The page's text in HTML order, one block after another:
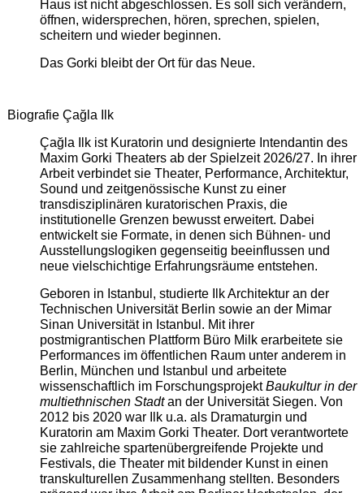
Haus ist nicht abgeschlossen. Es soll sich verändern,
öffnen, widersprechen, hören, sprechen, spielen,
scheitern und wieder beginnen.
Das Gorki bleibt der Ort für das Neue.
Biografie Çağla Ilk
Çağla Ilk ist Kuratorin und designierte Intendantin des
Maxim Gorki Theaters ab der Spielzeit 2026/27. In ihrer
Arbeit verbindet sie Theater, Performance, Architektur,
Sound und zeitgenössische Kunst zu einer
transdisziplinären kuratorischen Praxis, die
institutionelle Grenzen bewusst erweitert. Dabei
entwickelt sie Formate, in denen sich Bühnen- und
Ausstellungslogiken gegenseitig beeinflussen und
neue vielschichtige Erfahrungsräume entstehen.
Geboren in Istanbul, studierte Ilk Architektur an der
Technischen Universität Berlin sowie an der Mimar
Sinan Universität in Istanbul. Mit ihrer
postmigrantischen Plattform Büro Milk erarbeitete sie
Performances im öffentlichen Raum unter anderem in
Berlin, München und Istanbul und arbeitete
wissenschaftlich im ForschungsprojektBaukultur in der
multiethnischen Stadtan der Universität Siegen. Von
2012 bis 2020 war Ilk u.a. als Dramaturgin und
Kuratorin am Maxim Gorki Theater. Dort verantwortete
sie zahlreiche spartenübergreifende Projekte und
Festivals, die Theater mit bildender Kunst in einen
transkulturellen Zusammenhang stellten. Besonders